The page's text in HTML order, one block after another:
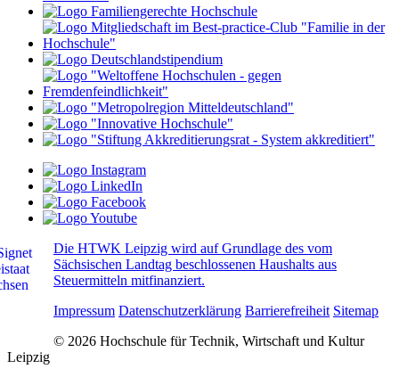
Die HTWK Leipzig wird auf Grundlage des vom
Sächsischen Landtag beschlossenen Haushalts aus
Steuermitteln mitfinanziert.
Impressum Datenschutzerklärung Barrierefreiheit Sitemap
© 2026 Hochschule für Technik, Wirtschaft und Kultur
Leipzig